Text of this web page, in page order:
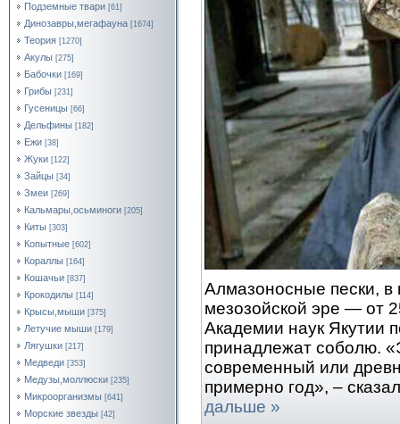
Подземные твари [61]
Динозавры,мегафауна [1674]
Теория [1270]
Акулы [275]
Бабочки [169]
Грибы [231]
Гусеницы [66]
Дельфины [182]
Ежи [38]
Жуки [122]
Зайцы [34]
Змеи [269]
Кальмары,осьминоги [205]
Киты [303]
Копытные [602]
Кораллы [164]
Кошачьи [837]
Крокодилы [114]
Крысы,мыши [375]
Летучие мыши [179]
Лягушки [217]
Медведи [353]
Медузы,моллюски [235]
Микроорганизмы [641]
Морские звезды [42]
Алмазоносные пески, в
мезозойской эре — от
Академии наук Якутии
принадлежат соболю.
современный или
примерно год», –
дальше »